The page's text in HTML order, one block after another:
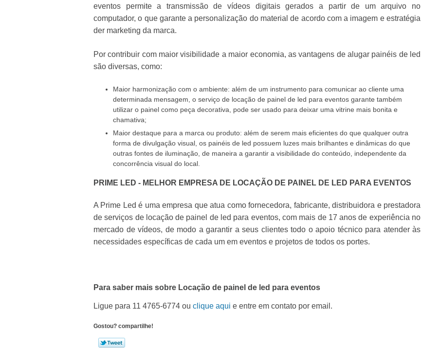
eventos permite a transmissão de vídeos digitais gerados a partir de um arquivo no
computador, o que garante a personalização do material de acordo com a imagem e estratégia
der marketing da marca.
Por contribuir com maior visibilidade a maior economia, as vantagens de alugar painéis de led
são diversas, como:
Maior harmonização com o ambiente: além de um instrumento para comunicar ao cliente uma
determinada mensagem, o serviço de locação de painel de led para eventos garante também
utilizar o painel como peça decorativa, pode ser usado para deixar uma vitrine mais bonita e
chamativa;
Maior destaque para a marca ou produto: além de serem mais eficientes do que qualquer outra
forma de divulgação visual, os painéis de led possuem luzes mais brilhantes e dinâmicas do que
outras fontes de iluminação, de maneira a garantir a visibilidade do conteúdo, independente da
concorrência visual do local.
PRIME LED - MELHOR EMPRESA DE LOCAÇÃO DE PAINEL DE LED PARA EVENTOS
A Prime Led é uma empresa que atua como fornecedora, fabricante, distribuidora e prestadora
de serviços de locação de painel de led para eventos, com mais de 17 anos de experiência no
mercado de vídeos, de modo a garantir a seus clientes todo o apoio técnico para atender às
necessidades específicas de cada um em eventos e projetos de todos os portes.
Para saber mais sobre Locação de painel de led para eventos
Ligue para 11 4765-6774 ou clique aqui e entre em contato por email.
Gostou? compartilhe!